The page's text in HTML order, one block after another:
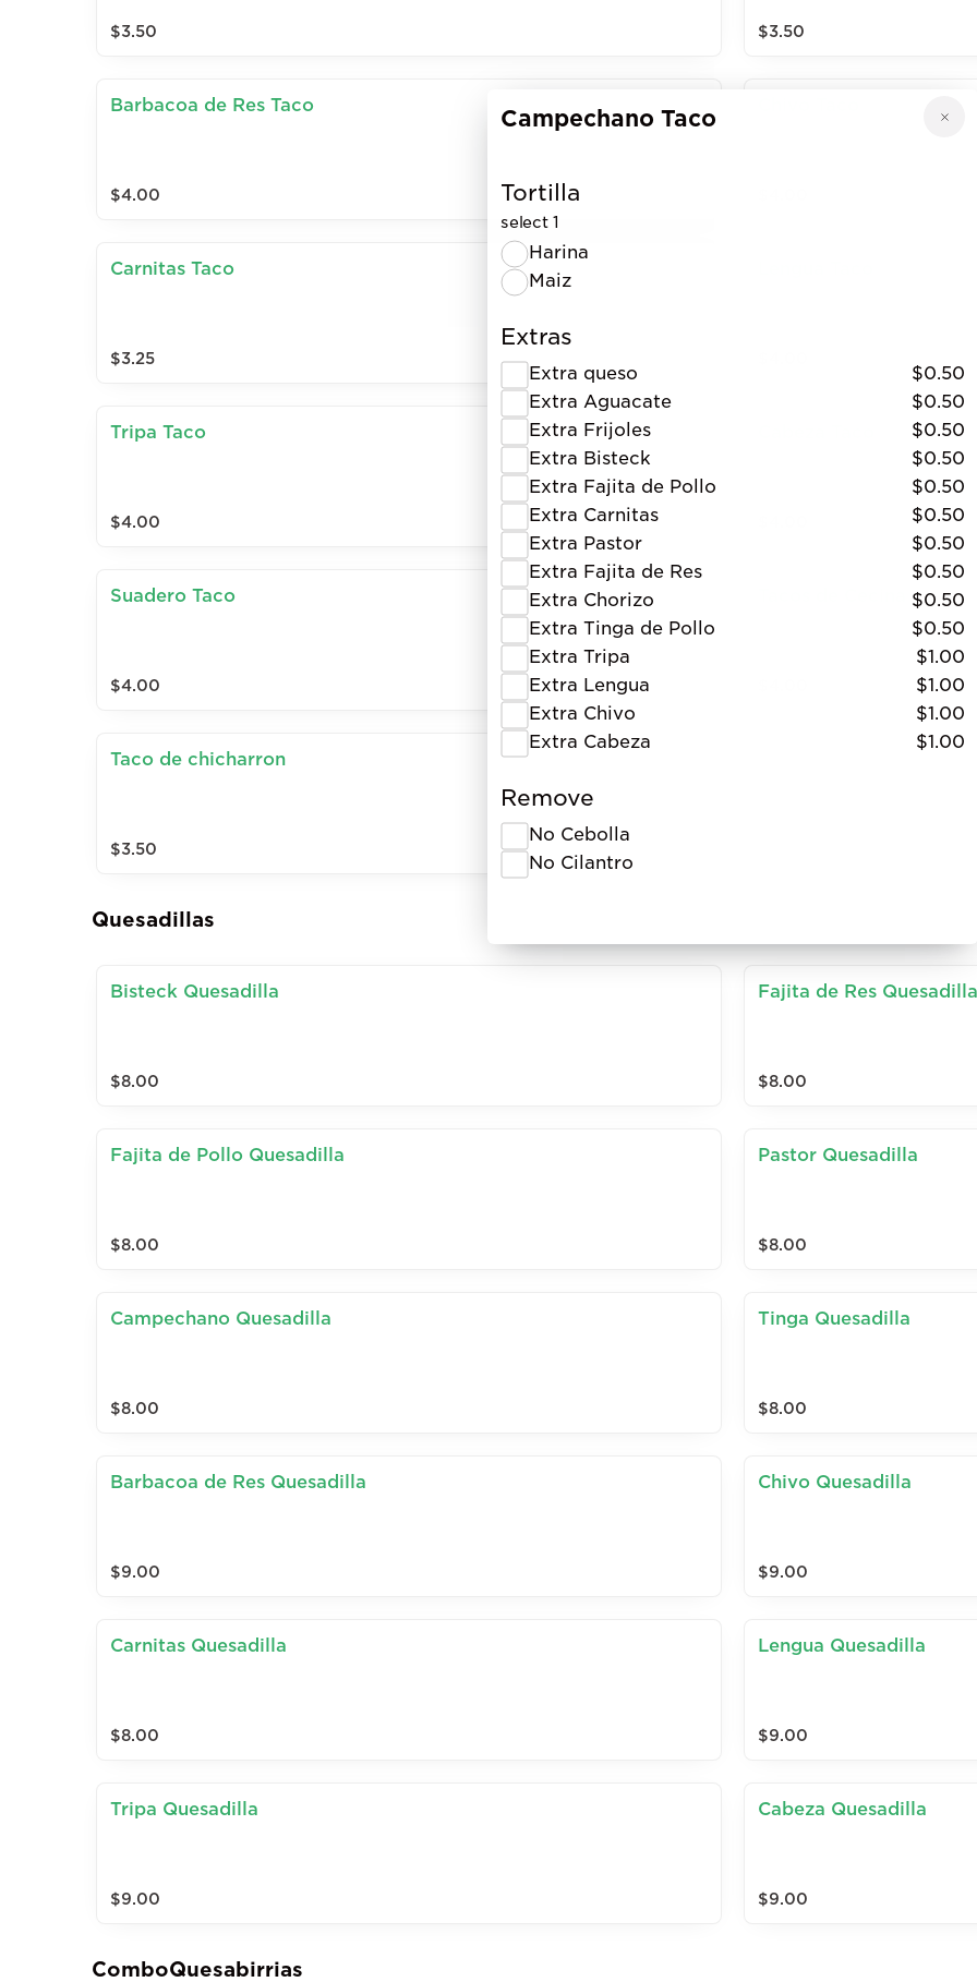
Campechano Taco
Tortilla
select 1
Harina
Maiz
Extras
Extra queso
$0.50
Extra Aguacate
$0.50
Extra Frijoles
$0.50
Extra Bisteck
$0.50
Extra Fajita de Pollo
$0.50
Extra Carnitas
$0.50
Extra Pastor
$0.50
Extra Fajita de Res
$0.50
Extra Chorizo
$0.50
Extra Tinga de Pollo
$0.50
Extra Tripa
$1.00
Extra Lengua
$1.00
Extra Chivo
$1.00
Extra Cabeza
$1.00
Remove
No Cebolla
No Cilantro
$3.50 $3.50
Barbacoa de Res Taco
$4.00
Carnitas Taco
$3.25
Tripa Taco
$4.00
Suadero Taco
$4.00
Taco de chicharron
$3.50
Quesadillas
Bisteck Quesadilla
$8.00
Fajita de Res Quesadilla
$8.00
Fajita de Pollo Quesadilla
$8.00
Pastor Quesadilla
$8.00
Campechano Quesadilla
$8.00
Tinga Quesadilla
$8.00
Barbacoa de Res Quesadilla
$9.00
Chivo Quesadilla
$9.00
Carnitas Quesadilla
$8.00
Lengua Quesadilla
$9.00
Tripa Quesadilla
$9.00
Cabeza Quesadilla
$9.00
ComboQuesabirrias